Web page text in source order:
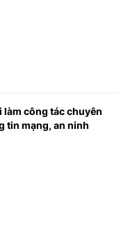
công tác chuyên
tin mạng, an ninh